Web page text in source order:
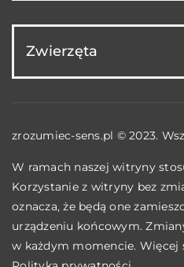
Zwierzęta
zrozumiec-sens.pl © 2023.
W ramach naszej witryny
Korzystanie z witryny bez
oznacza, że będą one
urządzeniu końcowym.
w każdym momencie. Więcej